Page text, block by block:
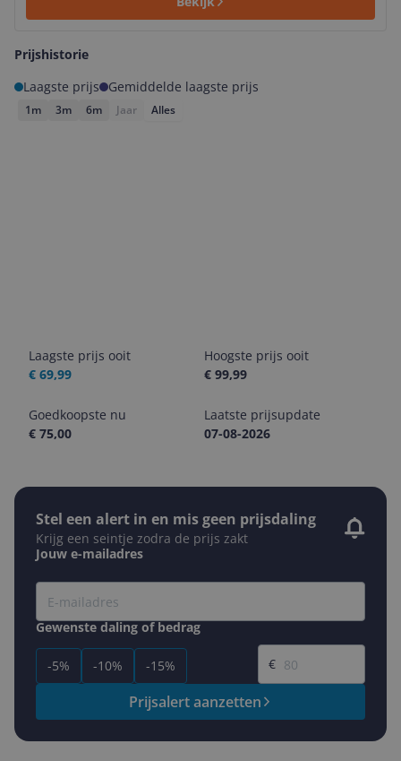
Prijshistorie
Laagste prijs
Gemiddelde laagste prijs
1m 3m 6m Jaar Alles
Laagste prijs ooit
€ 69,99
Hoogste prijs ooit
€ 99,99
Goedkoopste nu
€ 75,00
Laatste prijsupdate
07-08-2026
Stel een alert in en mis geen prijsdaling
Krijg een seintje zodra de prijs zakt
Jouw e-mailadres
Gewenste daling of bedrag
-5% -10% -15%
Gewenste prijs
€
Prijsalert aanzetten